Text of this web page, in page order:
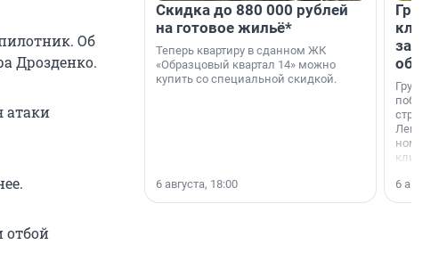
Об
Дрозденко.
атаки
отбой
Скидка до 880 000 рублей
на готовое жильё*
Теперь квартиру в сданном ЖК
«Образцовый квартал 14» можно
купить со специальной скидкой.
6 августа, 18:00
Группа
области».
6